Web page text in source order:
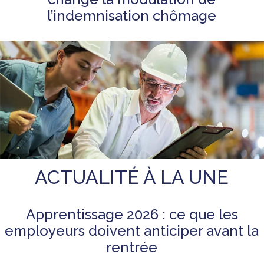
l’indemnisation chômage
ACTUALITÉ À LA UNE
Apprentissage 2026 : ce que les
employeurs doivent anticiper avant la
rentrée